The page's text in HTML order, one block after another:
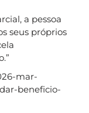
a pessoa
seus próprios
mar-
beneficio-